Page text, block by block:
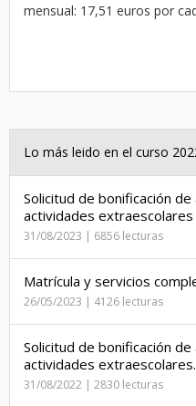
mensual: 17,51 euros por
Lo más leido en el curso
Solicitud de bonificación
actividades
31/08/2023 | 6856 lecturas
Matrícula y servicios
26/05/2023 | 4126 lecturas
Solicitud de bonificación
actividades extraescolares.
31/08/2022 | 2830 lecturas